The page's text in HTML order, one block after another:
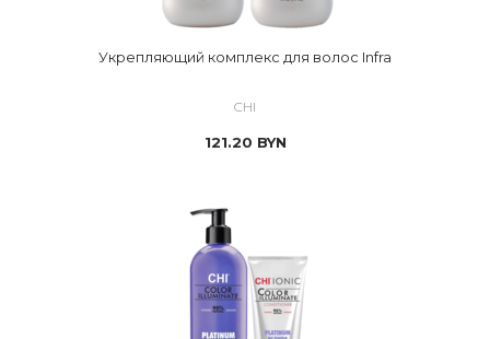
Укрепляющий комплекс для волос Infra
CHI
121.20 BYN